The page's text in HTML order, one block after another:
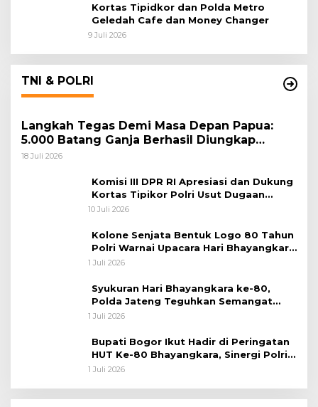
Kortas Tipidkor dan Polda Metro
Geledah Cafe dan Money Changer
9 Juli 2026
TNI & POLRI
Langkah Tegas Demi Masa Depan Papua:
5.000 Batang Ganja Berhasil Diungkap
Koops TNI Habema
18 Juli 2026
Komisi III DPR RI Apresiasi dan Dukung
Kortas Tipikor Polri Usut Dugaan
Korupsi Batu Bara
10 Juli 2026
Kolone Senjata Bentuk Logo 80 Tahun
Polri Warnai Upacara Hari Bhayangkara
ke-80
1 Juli 2026
Syukuran Hari Bhayangkara ke-80,
Polda Jateng Teguhkan Semangat
Pengabdian dan Pererat Kebersamaan
1 Juli 2026
Bupati Bogor Ikut Hadir di Peringatan
HUT Ke-80 Bhayangkara, Sinergi Polri
dan Pemkab Bogor Jadi Kunci Menjaga
1 Juli 2026